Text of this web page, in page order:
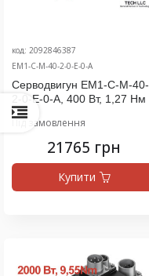
код: 2092846387
EM1-C-M-40-2-0-E-0-A
Серводвигун EM1-C-M-40-
2-0-E-0-A, 400 Вт, 1,27 Нм
Під замовлення
21765 грн
Купити